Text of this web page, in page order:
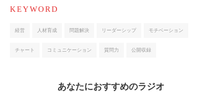
KEYWORD
経営 人材育成 問題解決 リーダーシップ モチベーション
チャート コミュニケーション 質問力 公開収録
あなたにおすすめのラジオ